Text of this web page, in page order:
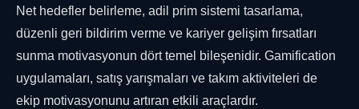
Net hedefler belirleme, adil prim sistemi tasarlama,
düzenli geri bildirim verme ve kariyer gelişim fırsatları
sunma motivasyonun dört temel bileşenidir. Gamification
uygulamaları, satış yarışmaları ve takım aktiviteleri de
ekip motivasyonunu artıran etkili araçlardır.